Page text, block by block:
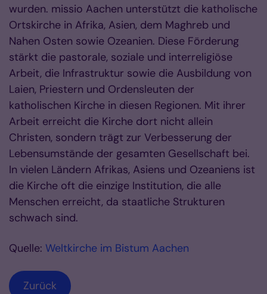
wurden. missio Aachen unterstützt die katholische
Ortskirche in Afrika, Asien, dem Maghreb und
Nahen Osten sowie Ozeanien. Diese Förderung
stärkt die pastorale, soziale und interreligiöse
Arbeit, die Infrastruktur sowie die Ausbildung von
Laien, Priestern und Ordensleuten der
katholischen Kirche in diesen Regionen. Mit ihrer
Arbeit erreicht die Kirche dort nicht allein
Christen, sondern trägt zur Verbesserung der
Lebensumstände der gesamten Gesellschaft bei.
In vielen Ländern Afrikas, Asiens und Ozeaniens ist
die Kirche oft die einzige Institution, die alle
Menschen erreicht, da staatliche Strukturen
schwach sind.
Quelle: Weltkirche im Bistum Aachen
Zurück